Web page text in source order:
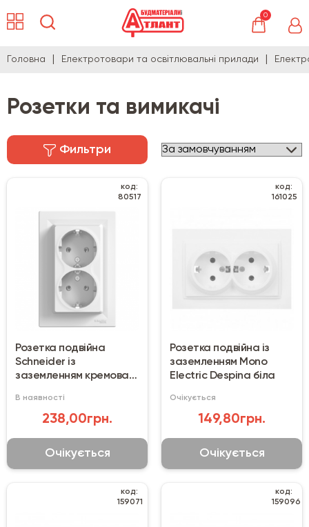
0
Головна Електротовари та освітлювальні прилади
Розетки та вимикачі
Фильтри
код:
80517
Розетка подвійна
Schneider із
заземленням кремова
В наявності
238,00грн.
Очікується
код:
161025
Розетка подвійна із
заземленням Mono
Electric Despina біла
Очікується
149,80грн.
Очікується
код:
159071
код:
159096